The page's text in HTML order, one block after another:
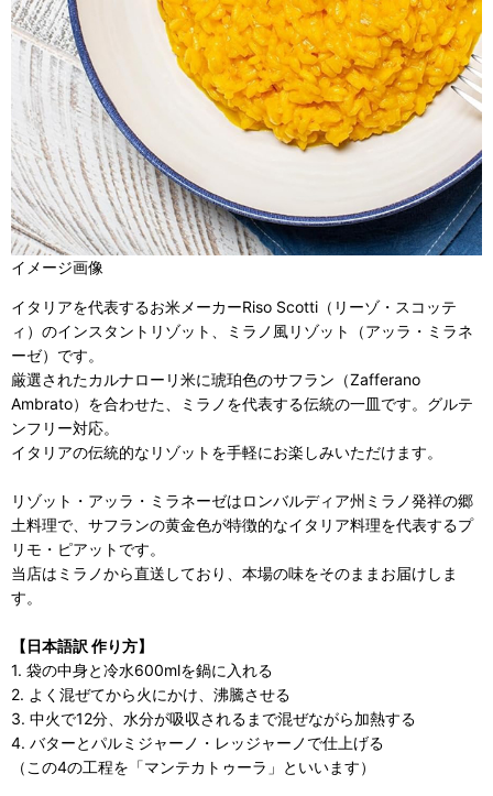
イメージ画像
イタリアを代表するお米メーカーRiso Scotti（リーゾ・スコッテ
ィ）のインスタントリゾット、ミラノ風リゾット（アッラ・ミラネ
ーゼ）です。
厳選されたカルナローリ米に琥珀色のサフラン（Zafferano
Ambrato）を合わせた、ミラノを代表する伝統の一皿です。グルテ
ンフリー対応。
イタリアの伝統的なリゾットを手軽にお楽しみいただけます。
リゾット・アッラ・ミラネーゼはロンバルディア州ミラノ発祥の郷
土料理で、サフランの黄金色が特徴的なイタリア料理を代表するプ
リモ・ピアットです。
当店はミラノから直送しており、本場の味をそのままお届けしま
す。
【日本語訳 作り方】
1. 袋の中身と冷水600mlを鍋に入れる
2. よく混ぜてから火にかけ、沸騰させる
3. 中火で12分、水分が吸収されるまで混ぜながら加熱する
4. バターとパルミジャーノ・レッジャーノで仕上げる
（この4の工程を「マンテカトゥーラ」といいます）